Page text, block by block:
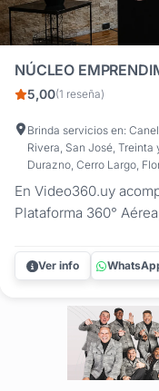
NÚCLEO
5,00(1 reseña)
Brinda servicios en:
Rivera, San José, Treinta
Durazno, Cerro Largo,
En Video360.uy
Plataforma 360°
invitados pueden
comodidad y
Ver info